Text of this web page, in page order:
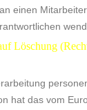
einen
Löschung
hat das vom